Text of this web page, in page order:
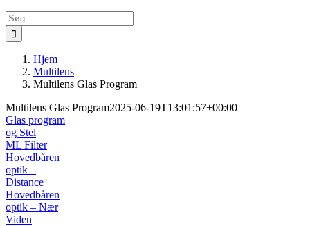
Søg
efter:
Hjem
Multilens
Multilens Glas Program
Multilens Glas Program2025-06-19T13:01:57+00:00
Glas program
og Stel
ML Filter
Hovedbåren
optik –
Distance
Hovedbåren
optik – Nær
Viden